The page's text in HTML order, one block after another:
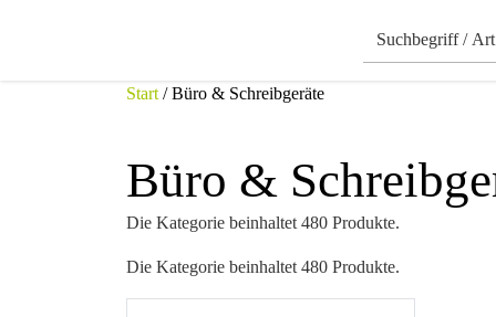
Start / Büro & Schreibgeräte
Büro &
Die Kategorie beinhaltet 480 Produkte.
Die Kategorie beinhaltet 480 Produkte.